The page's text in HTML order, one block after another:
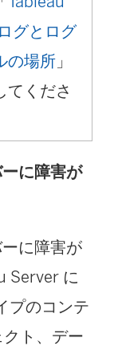
グとログ
の場所 」
てくださ
に障害が
に障害が
Server に
プのコンテ
ト、デー